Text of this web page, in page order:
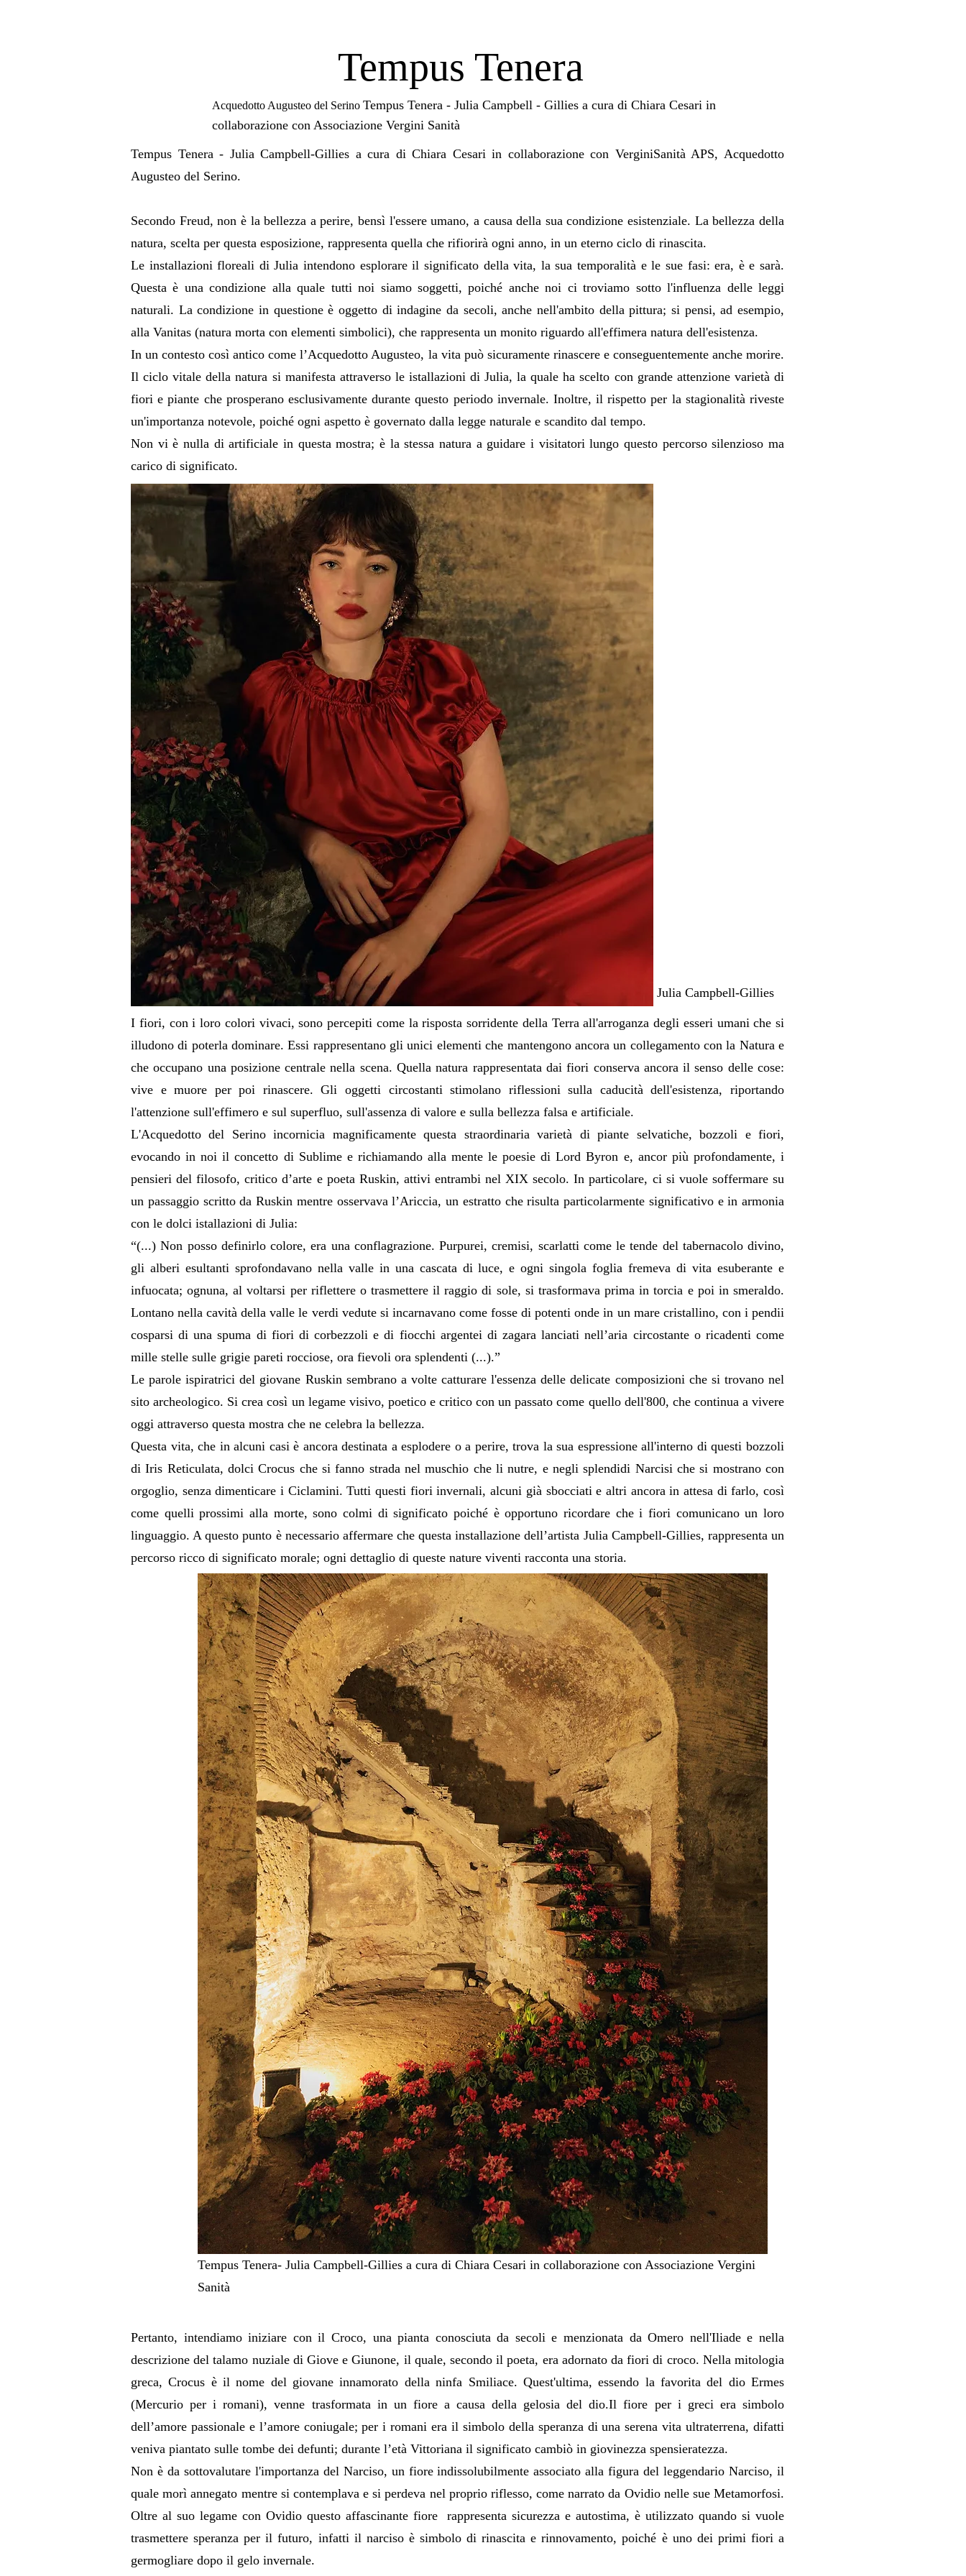
Tempus Tenera
Acquedotto Augusteo del Serino Tempus Tenera - Julia Campbell - Gillies a cura di Chiara Cesari in
collaborazione con Associazione Vergini Sanità
Tempus Tenera - Julia Campbell-Gillies a cura di Chiara Cesari in collaborazione con VerginiSanità APS, Acquedotto
Augusteo del Serino.
Secondo Freud, non è la bellezza a perire, bensì l'essere umano, a causa della sua condizione esistenziale. La bellezza della
natura, scelta per questa esposizione, rappresenta quella che rifiorirà ogni anno, in un eterno ciclo di rinascita.
Le installazioni floreali di Julia intendono esplorare il significato della vita, la sua temporalità e le sue fasi: era, è e sarà.
Questa è una condizione alla quale tutti noi siamo soggetti, poiché anche noi ci troviamo sotto l'influenza delle leggi
naturali. La condizione in questione è oggetto di indagine da secoli, anche nell'ambito della pittura; si pensi, ad esempio,
alla Vanitas (natura morta con elementi simbolici), che rappresenta un monito riguardo all'effimera natura dell'esistenza.
In un contesto così antico come l’Acquedotto Augusteo, la vita può sicuramente rinascere e conseguentemente anche morire.
Il ciclo vitale della natura si manifesta attraverso le istallazioni di Julia, la quale ha scelto con grande attenzione varietà di
fiori e piante che prosperano esclusivamente durante questo periodo invernale. Inoltre, il rispetto per la stagionalità riveste
un'importanza notevole, poiché ogni aspetto è governato dalla legge naturale e scandito dal tempo.
Non vi è nulla di artificiale in questa mostra; è la stessa natura a guidare i visitatori lungo questo percorso silenzioso ma
carico di significato.
I fiori, con i loro colori vivaci, sono percepiti come la risposta sorridente della Terra all'arroganza degli esseri umani che si
illudono di poterla dominare. Essi rappresentano gli unici elementi che mantengono ancora un collegamento con la Natura e
che occupano una posizione centrale nella scena. Quella natura rappresentata dai fiori conserva ancora il senso delle cose:
vive e muore per poi rinascere. Gli oggetti circostanti stimolano riflessioni sulla caducità dell'esistenza, riportando
l'attenzione sull'effimero e sul superfluo, sull'assenza di valore e sulla bellezza falsa e artificiale.
L'Acquedotto del Serino incornicia magnificamente questa straordinaria varietà di piante selvatiche, bozzoli e fiori,
evocando in noi il concetto di Sublime e richiamando alla mente le poesie di Lord Byron e, ancor più profondamente, i
pensieri del filosofo, critico d’arte e poeta Ruskin, attivi entrambi nel XIX secolo. In particolare, ci si vuole soffermare su
un passaggio scritto da Ruskin mentre osservava l’Ariccia, un estratto che risulta particolarmente significativo e in armonia
con le dolci istallazioni di Julia:
“(...) Non posso definirlo colore, era una conflagrazione. Purpurei, cremisi, scarlatti come le tende del tabernacolo divino,
gli alberi esultanti sprofondavano nella valle in una cascata di luce, e ogni singola foglia fremeva di vita esuberante e
infuocata; ognuna, al voltarsi per riflettere o trasmettere il raggio di sole, si trasformava prima in torcia e poi in smeraldo.
Lontano nella cavità della valle le verdi vedute si incarnavano come fosse di potenti onde in un mare cristallino, con i pendii
cosparsi di una spuma di fiori di corbezzoli e di fiocchi argentei di zagara lanciati nell’aria circostante o ricadenti come
mille stelle sulle grigie pareti rocciose, ora fievoli ora splendenti (...).”
Le parole ispiratrici del giovane Ruskin sembrano a volte catturare l'essenza delle delicate composizioni che si trovano nel
sito archeologico. Si crea così un legame visivo, poetico e critico con un passato come quello dell'800, che continua a vivere
oggi attraverso questa mostra che ne celebra la bellezza.
Questa vita, che in alcuni casi è ancora destinata a esplodere o a perire, trova la sua espressione all'interno di questi bozzoli
di Iris Reticulata, dolci Crocus che si fanno strada nel muschio che li nutre, e negli splendidi Narcisi che si mostrano con
orgoglio, senza dimenticare i Ciclamini. Tutti questi fiori invernali, alcuni già sbocciati e altri ancora in attesa di farlo, così
come quelli prossimi alla morte, sono colmi di significato poiché è opportuno ricordare che i fiori comunicano un loro
linguaggio. A questo punto è necessario affermare che questa installazione dell’artista Julia Campbell-Gillies, rappresenta un
percorso ricco di significato morale; ogni dettaglio di queste nature viventi racconta una storia.
Pertanto, intendiamo iniziare con il Croco, una pianta conosciuta da secoli e menzionata da Omero nell'Iliade e nella
descrizione del talamo nuziale di Giove e Giunone, il quale, secondo il poeta, era adornato da fiori di croco. Nella mitologia
greca, Crocus è il nome del giovane innamorato della ninfa Smiliace. Quest'ultima, essendo la favorita del dio Ermes
(Mercurio per i romani), venne trasformata in un fiore a causa della gelosia del dio.Il fiore per i greci era simbolo
dell’amore passionale e l’amore coniugale; per i romani era il simbolo della speranza di una serena vita ultraterrena, difatti
veniva piantato sulle tombe dei defunti; durante l’età Vittoriana il significato cambiò in giovinezza spensieratezza.
Non è da sottovalutare l'importanza del Narciso, un fiore indissolubilmente associato alla figura del leggendario Narciso, il
quale morì annegato mentre si contemplava e si perdeva nel proprio riflesso, come narrato da Ovidio nelle sue Metamorfosi.
Oltre al suo legame con Ovidio questo affascinante fiore rappresenta sicurezza e autostima, è utilizzato quando si vuole
trasmettere speranza per il futuro, infatti il narciso è simbolo di rinascita e rinnovamento, poiché è uno dei primi fiori a
germogliare dopo il gelo invernale.
Tempus Tenera- Julia Campbell-Gillies a cura di Chiara Cesari in collaborazione con Associazione Vergini
Sanità
Julia Campbell-Gillies